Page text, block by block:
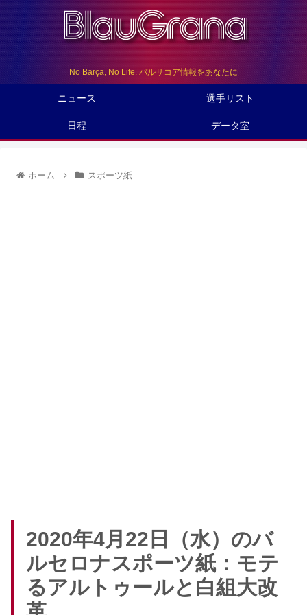
No Barça, No Life. バルサコア情報をあなたに
ニュース 選手リスト
日程 データ室
ホーム スポーツ紙
2020年4月22日（水）のバ
ルセロナスポーツ紙：モテ
るアルトゥールと白組大改